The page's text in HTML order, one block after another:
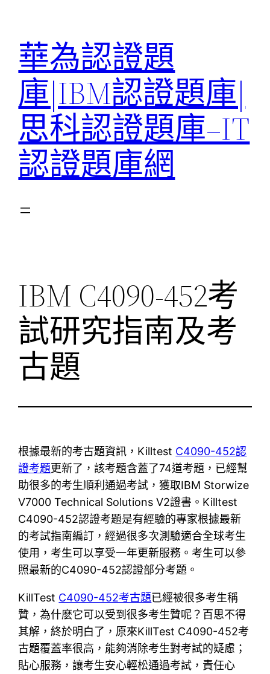
華為認證題
庫|IBM認證題庫|
思科認證題庫–IT
認證題庫網
IBM C4090-452考
試研究指南及考
古題
根據最新的考古題資訊，Killtest C4090-452認
證考題更新了，該考題含蓋了74道考題，已經幫
助很多的考生順利通過考試，獲取IBM Storwize
V7000 Technical Solutions V2證書。Killtest
C4090-452認證考題是有經驗的專家根據最新
的考試指南編訂，經過很多次測驗適合全球考生
使用，考生可以享受一年更新服務。考生可以參
照最新的C4090-452認證部分考題。
KillTest C4090-452考古題已經被很多考生稱
贊，為什麽它可以受到很多考生贊呢？百思不得
其解，終於明白了，原來KillTest C4090-452考
古題覆蓋率很高，能夠消除考生對考試的疑慮；
貼心服務，讓考生安心輕松通過考試，責任心